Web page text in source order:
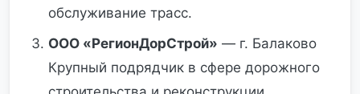
обслуживание трасс.
ООО «РегионДорСтрой» — г. Балаково
Крупный подрядчик в сфере дорожного